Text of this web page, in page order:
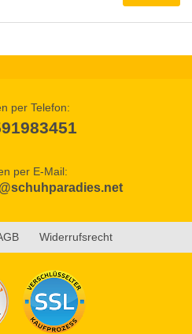
per Telefon:
per E-Mail:
Widerrufsrecht